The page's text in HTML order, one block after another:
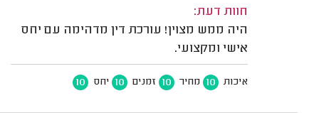
חוות דעת:
היה ממש מצוין! עורכת דין מדהימה עם יחס
אישי ומקצועי.
איכות 10 מחיר 10 זמנים 10 יחס 10